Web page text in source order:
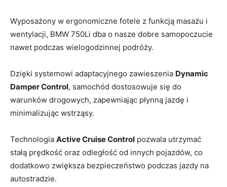
Wyposażony ​w ergonomiczne fotele⁤ z funkcją masażu i
wentylacji, BMW 750Li dba o nasze dobre ‍samopoczucie​
nawet ‍podczas wielogodzinnej‍ podróży.
Dzięki systemowi adaptacyjnego⁢ zawieszenia Dynamic
Damper ​Control, samochód dostosowuje się do
warunków drogowych,​ zapewniając płynną jazdę i
minimalizując ​wstrząsy.
Technologia Active‌ Cruise⁢ Control pozwala utrzymać
stałą prędkość ⁢oraz⁤ odległość od innych‍ pojazdów, ​co
dodatkowo‍ zwiększa bezpieczeństwo podczas jazdy na
autostradzie.